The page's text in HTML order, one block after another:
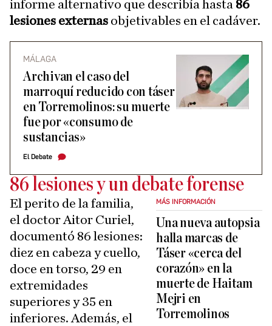
informe alternativo que describía hasta 86
lesiones externas objetivables en el cadáver.
MÁLAGA
Archivan el caso del
marroquí reducido con táser
en Torremolinos: su muerte
fue por «consumo de
sustancias»
El Debate
86 lesiones y un debate forense
MÁS INFORMACIÓN
Una nueva autopsia
halla marcas de
Táser «cerca del
corazón» en la
muerte de Haitam
Mejri en
Torremolinos
El perito de la familia,
el doctor Aitor Curiel,
documentó 86 lesiones:
diez en cabeza y cuello,
doce en torso, 29 en
extremidades
superiores y 35 en
inferiores. Además, el